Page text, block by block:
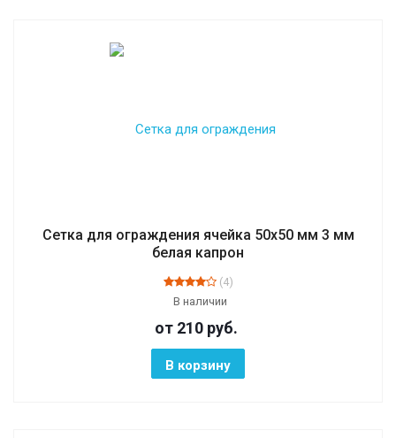
Сетка для ограждения ячейка 50х50 мм 3 мм
белая капрон
(4)
В наличии
от 210 руб.
В корзину